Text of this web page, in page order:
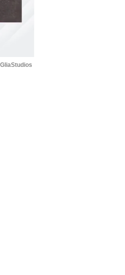
GliaStudios